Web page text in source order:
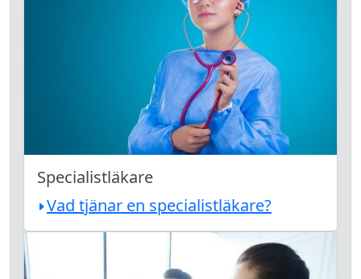
Specialistläkare
Vad tjänar en specialistläkare?